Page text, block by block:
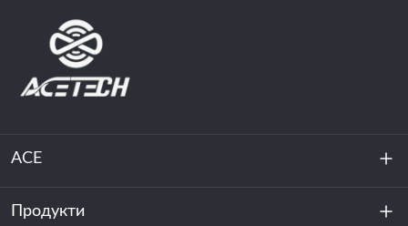
ACE
Про нас
Продукти